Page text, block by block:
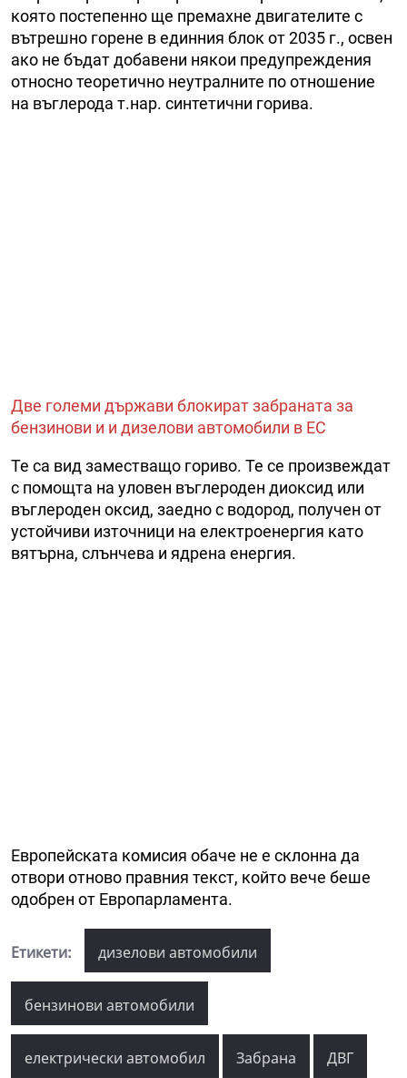
която постепенно ще премахне двигателите с
вътрешно горене в единния блок от 2035 г., освен
ако не бъдат добавени някои предупреждения
относно теоретично неутралните по отношение
на въглерода т.нар. синтетични горива.
Две големи държави блокират забраната за
бензинови и и дизелови автомобили в ЕС
Те са вид заместващо гориво. Те се произвеждат
с помощта на уловен въглероден диоксид или
въглероден оксид, заедно с водород, получен от
устойчиви източници на електроенергия като
вятърна, слънчева и ядрена енергия.
Европейската комисия обаче не е склонна да
отвори отново правния текст, който вече беше
одобрен от Европарламента.
Етикети: дизелови автомобили
бензинови автомобили
електрически автомобил Забрана ДВГ